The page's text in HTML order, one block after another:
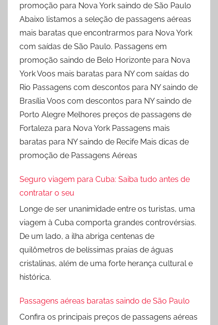
promoção para Nova York saindo de São Paulo
Abaixo listamos a seleção de passagens aéreas
mais baratas que encontrarmos para Nova York
com saídas de São Paulo. Passagens em
promoção saindo de Belo Horizonte para Nova
York Voos mais baratas para NY com saídas do
Rio Passagens com descontos para NY saindo de
Brasília Voos com descontos para NY saindo de
Porto Alegre Melhores preços de passagens de
Fortaleza para Nova York Passagens mais
baratas para NY saindo de Recife Mais dicas de
promoção de Passagens Aéreas
Seguro viagem para Cuba: Saiba tudo antes de
contratar o seu
Longe de ser unanimidade entre os turistas, uma
viagem à Cuba comporta grandes controvérsias.
De um lado, a ilha abriga centenas de
quilômetros de belíssimas praias de águas
cristalinas, além de uma forte herança cultural e
histórica.
Passagens aéreas baratas saindo de São Paulo
Confira os principais preços de passagens aéreas